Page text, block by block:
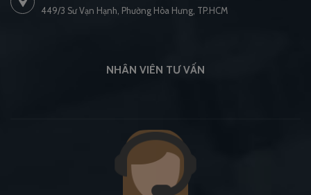
449/3 Sư Vạn Hạnh, Phường Hòa Hưng, TP.HCM
NHÂN VIÊN TƯ VẤN